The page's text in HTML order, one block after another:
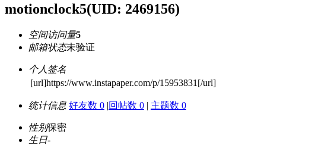
motionclock5(UID: 2469156)
空间访问量5
邮箱状态未验证
个人签名
[url]https://www.instapaper.com/p/15953831[/url]
统计信息 好友数 0 |回帖数 0 | 主题数 0
性别保密
生日-